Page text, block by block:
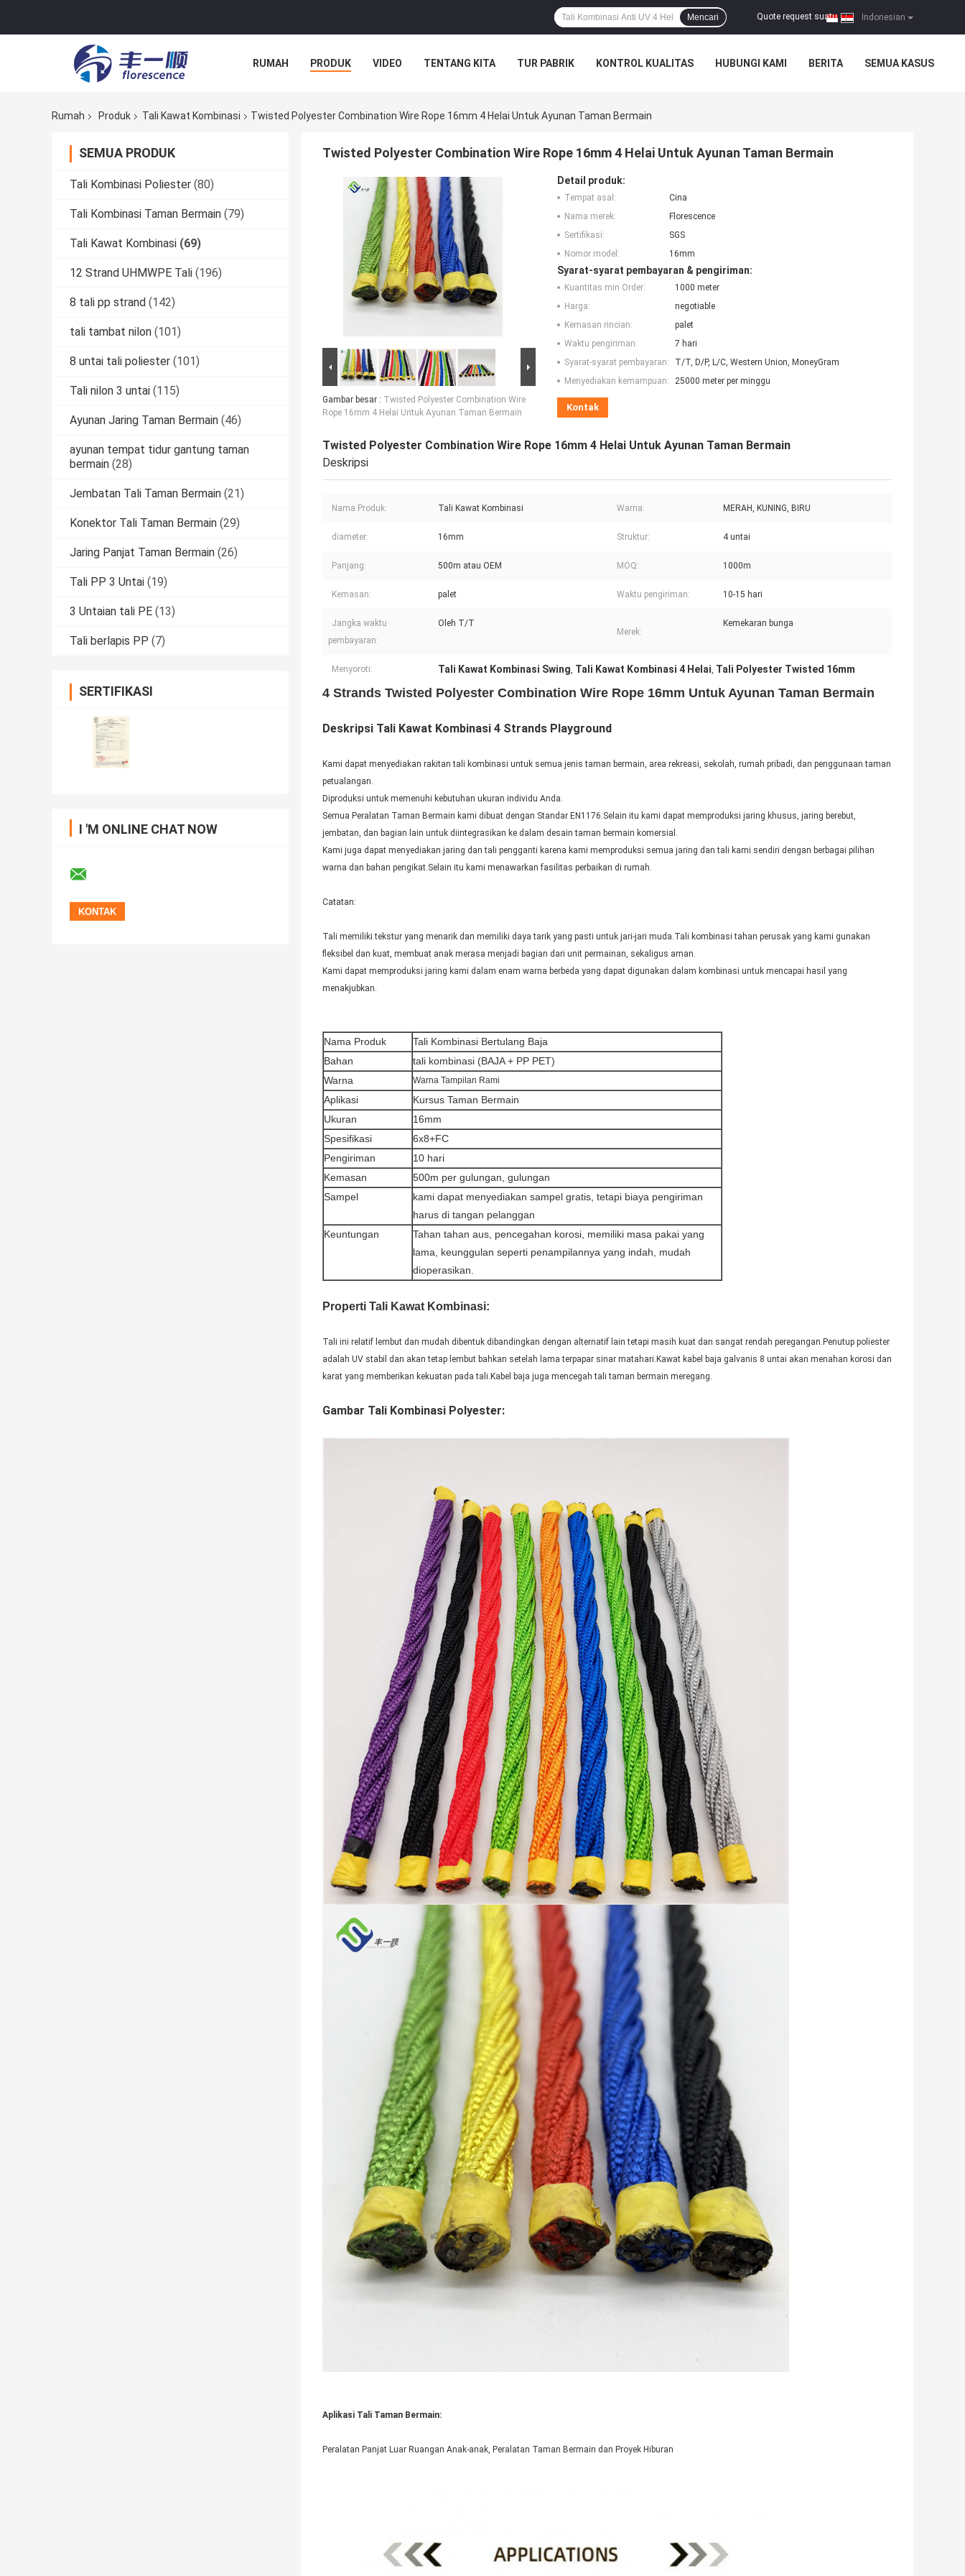
Indonesian
Quote request suatu |
Mencari
RUMAH PRODUK VIDEO TENTANG KITA TUR PABRIK KONTROL KUALITAS HUBUNGI KAMI BERITA SEMUA KASUS
Rumah Produk Tali Kawat Kombinasi Twisted Polyester Combination Wire Rope 16mm 4 Helai Untuk Ayunan Taman Bermain
SEMUA PRODUK
Tali Kombinasi Poliester (80)
Tali Kombinasi Taman Bermain (79)
Tali Kawat Kombinasi (69)
12 Strand UHMWPE Tali (196)
8 tali pp strand (142)
tali tambat nilon (101)
8 untai tali poliester (101)
Tali nilon 3 untai (115)
Ayunan Jaring Taman Bermain (46)
ayunan tempat tidur gantung taman
bermain (28)
Jembatan Tali Taman Bermain (21)
Konektor Tali Taman Bermain (29)
Jaring Panjat Taman Bermain (26)
Tali PP 3 Untai (19)
3 Untaian tali PE (13)
Tali berlapis PP (7)
SERTIFIKASI
I 'M ONLINE CHAT NOW
Twisted Polyester Combination Wire Rope 16mm 4 Helai Untuk Ayunan Taman Bermain
Gambar besar : Twisted Polyester Combination Wire
Rope 16mm 4 Helai Untuk Ayunan Taman Bermain
Detail produk:
Tempat asal:
Cina
Nama merek:
Florescence
Sertifikasi:
SGS
Nomor model:
16mm
Syarat-syarat pembayaran & pengiriman:
Kuantitas min Order:
1000 meter
Harga:
negotiable
Kemasan rincian:
palet
Waktu pengiriman:
7 hari
Syarat-syarat pembayaran:
T/T, D/P, L/C, Western Union, MoneyGram
Menyediakan kemampuan:
25000 meter per minggu
Kontak
Twisted Polyester Combination Wire Rope 16mm 4 Helai Untuk Ayunan Taman Bermain
Deskripsi
Nama Produk: Tali Kawat Kombinasi Warna: MERAH, KUNING, BIRU
diameter: 16mm Struktur: 4 untai
Panjang: 500m atau OEM MOQ: 1000m
Kemasan: palet Waktu pengiriman: 10-15 hari
Jangka waktu
pembayaran:
Oleh T/T
Merek:
Kemekaran bunga
Menyoroti: Tali Kawat Kombinasi Swing, Tali Kawat Kombinasi 4 Helai, Tali Polyester Twisted 16mm
4 Strands Twisted Polyester Combination Wire Rope 16mm Untuk Ayunan Taman Bermain
Deskripsi Tali Kawat Kombinasi 4 Strands Playground
Kami dapat menyediakan rakitan tali kombinasi untuk semua jenis taman bermain, area rekreasi, sekolah, rumah pribadi, dan penggunaan taman
petualangan.
Diproduksi untuk memenuhi kebutuhan ukuran individu Anda.
Semua Peralatan Taman Bermain kami dibuat dengan Standar EN1176.Selain itu kami dapat memproduksi jaring khusus, jaring berebut,
jembatan, dan bagian lain untuk diintegrasikan ke dalam desain taman bermain komersial.
Kami juga dapat menyediakan jaring dan tali pengganti karena kami memproduksi semua jaring dan tali kami sendiri dengan berbagai pilihan
warna dan bahan pengikat.Selain itu kami menawarkan fasilitas perbaikan di rumah.
Catatan:
Tali memiliki tekstur yang menarik dan memiliki daya tarik yang pasti untuk jari-jari muda.Tali kombinasi tahan perusak yang kami gunakan
fleksibel dan kuat, membuat anak merasa menjadi bagian dari unit permainan, sekaligus aman.
Kami dapat memproduksi jaring kami dalam enam warna berbeda yang dapat digunakan dalam kombinasi untuk mencapai hasil yang
menakjubkan.
Nama Produk
Tali Kombinasi Bertulang Baja
Bahan
tali kombinasi (BAJA + PP PET)
Warna
Warna Tampilan Rami
Aplikasi
Kursus Taman Bermain
Ukuran
16mm
Spesifikasi
6x8+FC
Pengiriman
10 hari
Kemasan
500m per gulungan, gulungan
Sampel
kami dapat menyediakan sampel gratis, tetapi biaya pengiriman
harus di tangan pelanggan
Keuntungan
Tahan tahan aus, pencegahan korosi, memiliki masa pakai yang
lama, keunggulan seperti penampilannya yang indah, mudah
dioperasikan.
Properti Tali Kawat Kombinasi:
Tali ini relatif lembut dan mudah dibentuk dibandingkan dengan alternatif lain tetapi masih kuat dan sangat rendah peregangan.Penutup poliester
adalah UV stabil dan akan tetap lembut bahkan setelah lama terpapar sinar matahari.Kawat kabel baja galvanis 8 untai akan menahan korosi dan
karat yang memberikan kekuatan pada tali.Kabel baja juga mencegah tali taman bermain meregang.
Gambar Tali Kombinasi Polyester:
Aplikasi Tali Taman Bermain:
Peralatan Panjat Luar Ruangan Anak-anak, Peralatan Taman Bermain dan Proyek Hiburan